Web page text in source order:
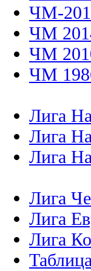
ЧМ-
ЧМ
ЧМ
ЧМ
Лига
Лига
Лига
Лига
Лига
Лига